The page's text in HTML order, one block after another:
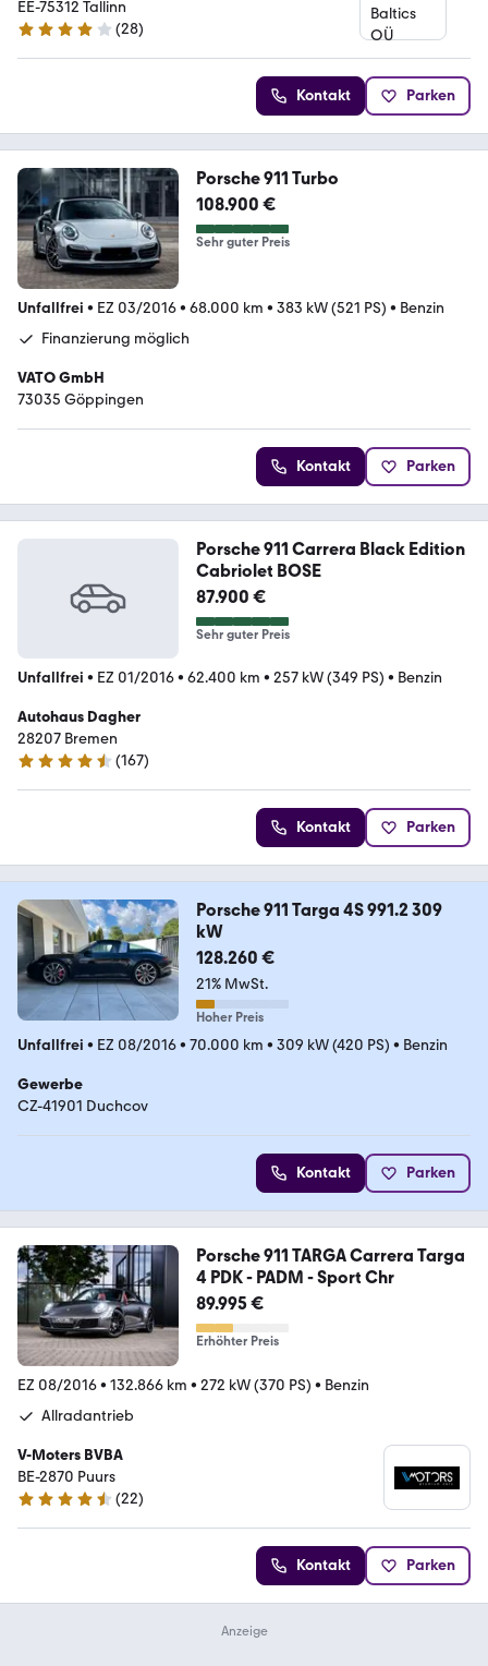
EE-75312 Tallinn
4 Sterne
(28)
Kontakt Parken
Porsche 911 Turbo
108.900 €
Sehr guter Preis
Unfallfrei • EZ 03/2016• 68.000 km • 383 kW (521 PS) • Benzin
Finanzierung möglich
VATO GmbH
73035 Göppingen
Kontakt Parken
Porsche 911 Carrera Black Edition
Cabriolet BOSE
87.900 €
Sehr guter Preis
Unfallfrei • EZ 01/2016• 62.400 km • 257 kW (349 PS) • Benzin
Autohaus Dagher
28207 Bremen
4.7 Sterne
(167)
Kontakt Parken
Porsche 911 Targa 4S 991.2 309
kW
128.260 €
21% MwSt.
Hoher Preis
Unfallfrei • EZ 08/2016• 70.000 km • 309 kW (420 PS) • Benzin
Gewerbe
CZ-41901 Duchcov
Kontakt Parken
Porsche 911 TARGA Carrera Targa
4 PDK - PADM - Sport Chr
89.995 €
Erhöhter Preis
EZ 08/2016• 132.866 km • 272 kW (370 PS) • Benzin
Allradantrieb
V-Moters BVBA
BE-2870 Puurs
4.6 Sterne
(22)
Kontakt Parken